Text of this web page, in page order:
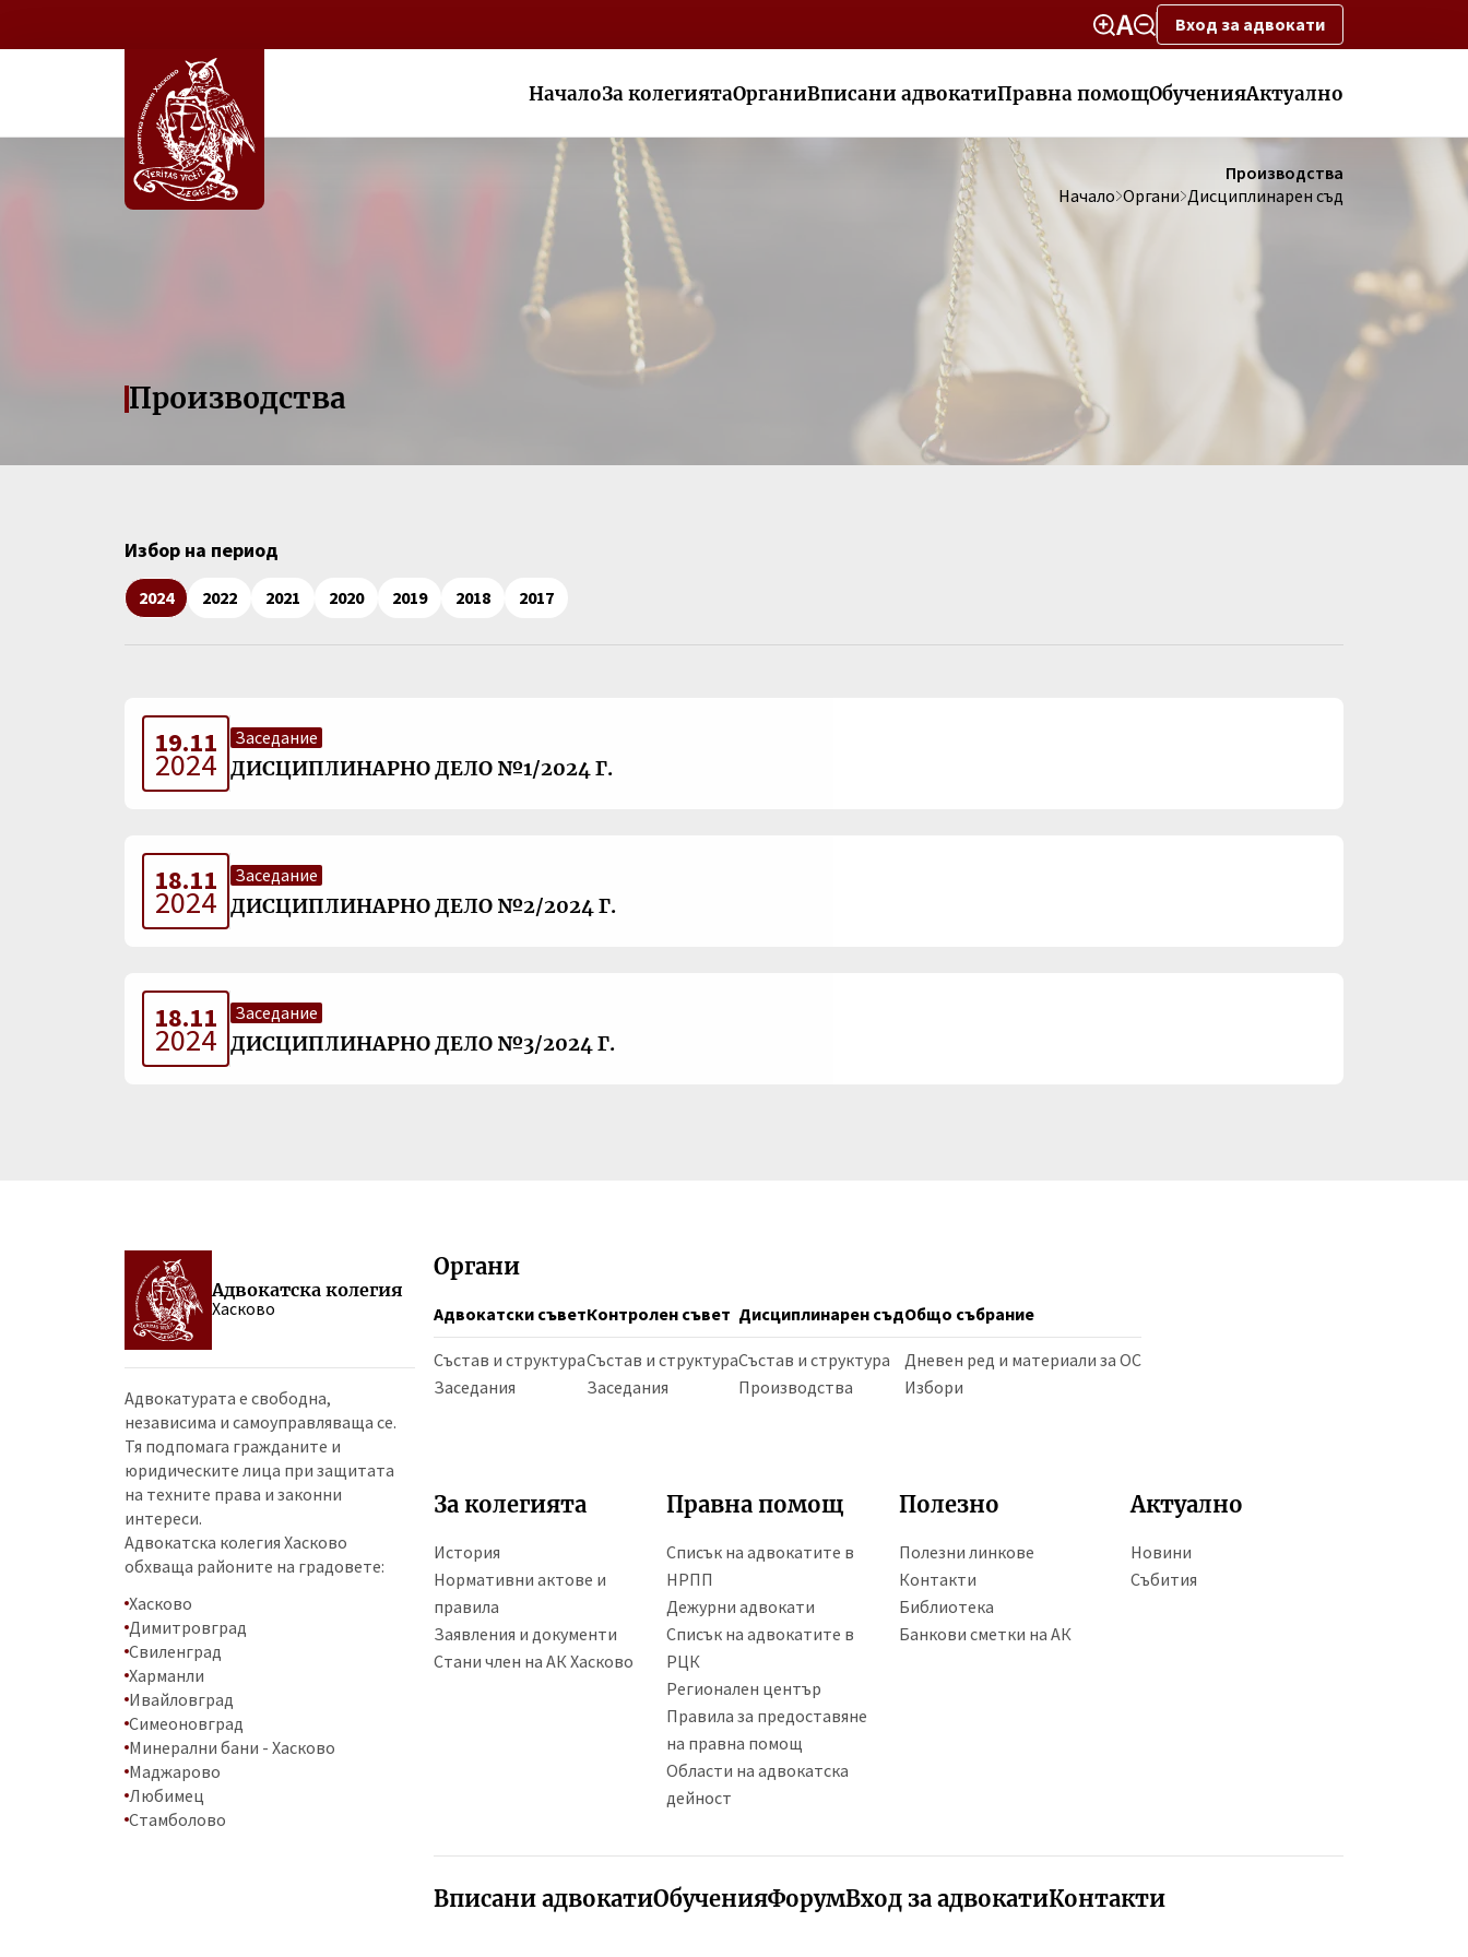
Вход за адвокати
НачалоЗа колегиятаОрганиВписани адвокатиПравна помощОбученияАктуално
Производства
Начало Органи Дисциплинарен съд
Производства
Избор на период
2024 2022 2021 2020 2019 2018 2017
19.11
2024
Заседание
ДИСЦИПЛИНАРНО ДЕЛО №1/2024 Г.
18.11
2024
Заседание
ДИСЦИПЛИНАРНО ДЕЛО №2/2024 Г.
18.11
2024
Заседание
ДИСЦИПЛИНАРНО ДЕЛО №3/2024 Г.
Адвокатска колегия
Хасково
Адвокатурата е свободна,
независима и самоуправляваща се.
Тя подпомага гражданите и
юридическите лица при защитата
на техните права и законни
интереси.
Адвокатска колегия Хасково
обхваща районите на градовете:
Хасково
Димитровград
Свиленград
Харманли
Ивайловград
Симеоновград
Минерални бани - Хасково
Маджарово
Любимец
Стамболово
Органи
Адвокатски съвет
Състав и структура
Заседания
Контролен съвет
Състав и структура
Заседания
Дисциплинарен съд
Състав и структура
Производства
Общо събрание
Дневен ред и материали за ОС
Избори
За колегията
История
Нормативни актове и
правила
Заявления и документи
Стани член на АК Хасково
Правна помощ
Списък на адвокатите в
НРПП
Дежурни адвокати
Списък на адвокатите в
РЦК
Регионален център
Правила за предоставяне
на правна помощ
Области на адвокатска
дейност
Полезно
Полезни линкове
Контакти
Библиотека
Банкови сметки на АК
Актуално
Новини
Събития
Вписани адвокатиОбученияФорумВход за адвокатиКонтакти